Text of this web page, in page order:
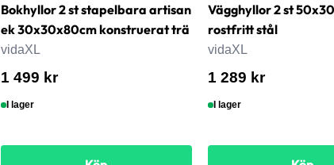
Bokhyllor 2 st stapelbara artisan
ek 30x30x80cm konstruerat trä
vidaXL
1 499 kr
I lager
Vägghyllor 2 st
rostfritt stål
vidaXL
1 289 kr
I lager